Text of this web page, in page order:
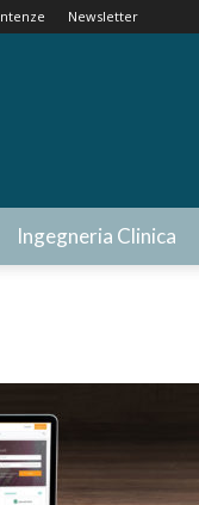
Newsletter
Ingegneria Clinica